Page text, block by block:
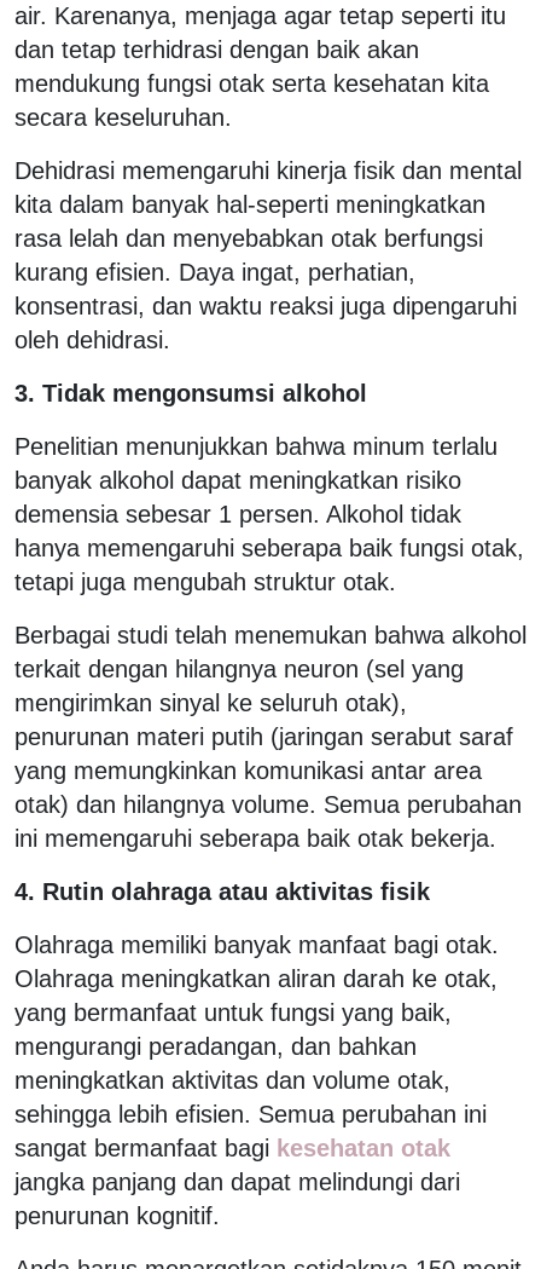
air. Karenanya, menjaga agar tetap seperti itu
dan tetap terhidrasi dengan baik akan
mendukung fungsi otak serta kesehatan kita
secara keseluruhan.
Dehidrasi memengaruhi kinerja fisik dan mental
kita dalam banyak hal-seperti meningkatkan
rasa lelah dan menyebabkan otak berfungsi
kurang efisien. Daya ingat, perhatian,
konsentrasi, dan waktu reaksi juga dipengaruhi
oleh dehidrasi.
3. Tidak mengonsumsi alkohol
Penelitian menunjukkan bahwa minum terlalu
banyak alkohol dapat meningkatkan risiko
demensia sebesar 1 persen. Alkohol tidak
hanya memengaruhi seberapa baik fungsi otak,
tetapi juga mengubah struktur otak.
Berbagai studi telah menemukan bahwa alkohol
terkait dengan hilangnya neuron (sel yang
mengirimkan sinyal ke seluruh otak),
penurunan materi putih (jaringan serabut saraf
yang memungkinkan komunikasi antar area
otak) dan hilangnya volume. Semua perubahan
ini memengaruhi seberapa baik otak bekerja.
4. Rutin olahraga atau aktivitas fisik
Olahraga memiliki banyak manfaat bagi otak.
Olahraga meningkatkan aliran darah ke otak,
yang bermanfaat untuk fungsi yang baik,
mengurangi peradangan, dan bahkan
meningkatkan aktivitas dan volume otak,
sehingga lebih efisien. Semua perubahan ini
sangat bermanfaat bagi kesehatan otak
jangka panjang dan dapat melindungi dari
penurunan kognitif.